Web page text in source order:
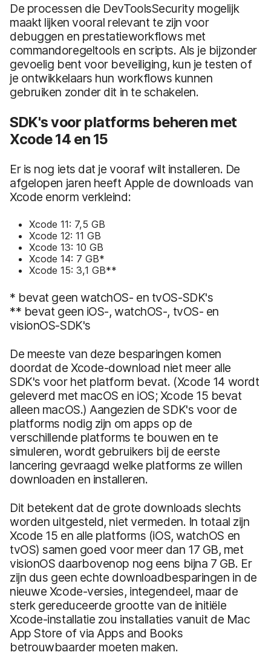
De processen die DevToolsSecurity mogelijk
maakt lijken vooral relevant te zijn voor
debuggen en prestatieworkflows met
commandoregeltools en scripts. Als je bijzonder
gevoelig bent voor beveiliging, kun je testen of
je ontwikkelaars hun workflows kunnen
gebruiken zonder dit in te schakelen.
SDK's voor platforms beheren met
Xcode 14 en 15
Er is nog iets dat je vooraf wilt installeren. De
afgelopen jaren heeft Apple de downloads van
Xcode enorm verkleind:
Xcode 11: 7,5 GB
Xcode 12: 11 GB
Xcode 13: 10 GB
Xcode 14: 7 GB*
Xcode 15: 3,1 GB**
* bevat geen watchOS- en tvOS-SDK's
** bevat geen iOS-, watchOS-, tvOS- en
visionOS-SDK's
De meeste van deze besparingen komen
doordat de Xcode-download niet meer alle
SDK's voor het platform bevat. (Xcode 14 wordt
geleverd met macOS en iOS; Xcode 15 bevat
alleen macOS.) Aangezien de SDK's voor de
platforms nodig zijn om apps op de
verschillende platforms te bouwen en te
simuleren, wordt gebruikers bij de eerste
lancering gevraagd welke platforms ze willen
downloaden en installeren.
Dit betekent dat de grote downloads slechts
worden uitgesteld, niet vermeden. In totaal zijn
Xcode 15 en alle platforms (iOS, watchOS en
tvOS) samen goed voor meer dan 17 GB, met
visionOS daarbovenop nog eens bijna 7 GB. Er
zijn dus geen echte downloadbesparingen in de
nieuwe Xcode-versies, integendeel, maar de
sterk gereduceerde grootte van de initiële
Xcode-installatie zou installaties vanuit de Mac
App Store of via Apps and Books
betrouwbaarder moeten maken.